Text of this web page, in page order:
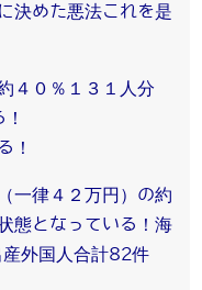
決めた悪法これを是
４０％１３１人分
！
一律４２万円）の約
態となっている！海
外国人合計82件